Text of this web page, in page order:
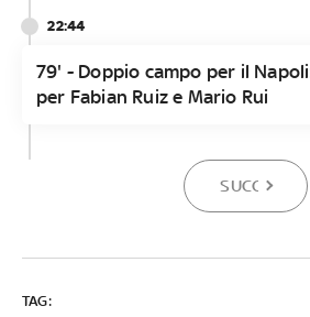
22:44
79' - Doppio campo per il
per Fabian Ruiz e Mario Rui
SUCCESSIVA
TAG: